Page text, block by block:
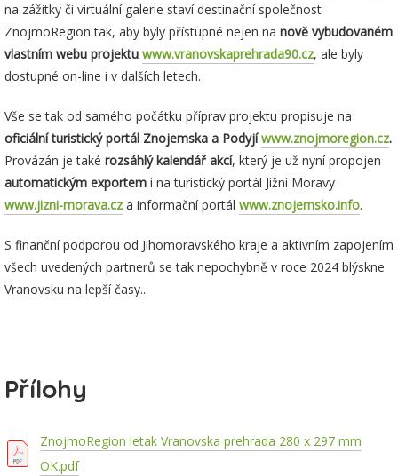
na zážitky či virtuální galerie staví destinační společnost
ZnojmoRegion tak, aby byly přístupné nejen na nově vybudovaném
vlastním webu projektu www.vranovskaprehrada90.cz, ale byly
dostupné on-line i v dalších letech.
Vše se tak od samého počátku příprav projektu propisuje na
oficiální turistický portál Znojemska a Podyjíwww.znojmoregion.cz.
Provázán je také rozsáhlý kalendář akcí, který je už nyní propojen
automatickým exportem i na turistický portál Jižní Moravy
www.jizni-morava.cza informační portál www.znojemsko.info.
S finanční podporou od Jihomoravského kraje a aktivním zapojením
všech uvedených partnerů se tak nepochybně v roce 2024 blýskne
Vranovsku na lepší časy...
Přílohy
ZnojmoRegion letak Vranovska prehrada 280 x 297 mm
OK.pdf